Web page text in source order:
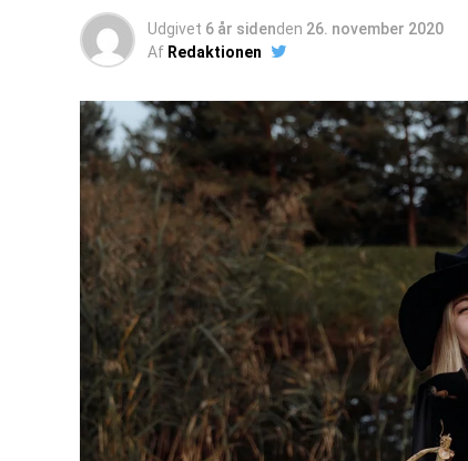
Udgivet 6 år sidenden 26. november 2020
Af Redaktionen